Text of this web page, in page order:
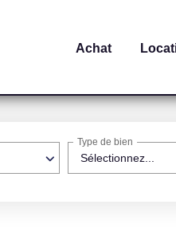
Achat
Sélectionnez...
Type de bien